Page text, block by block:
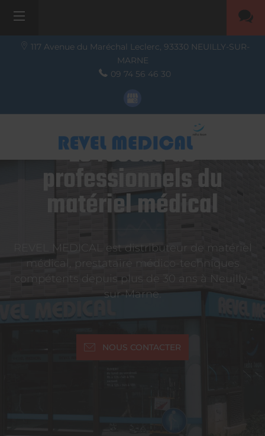
117 Avenue du Maréchal Leclerc, 93330 NEUILLY-SUR-
MARNE
09 74 56 46 30
Le réseau de
professionnels du
matériel médical
REVEL MEDICAL est distributeur de matériel
médical, prestataire médico-techniques
compétents depuis plus de 30 ans à Neuilly-
sur-Marne.
NOUS CONTACTER